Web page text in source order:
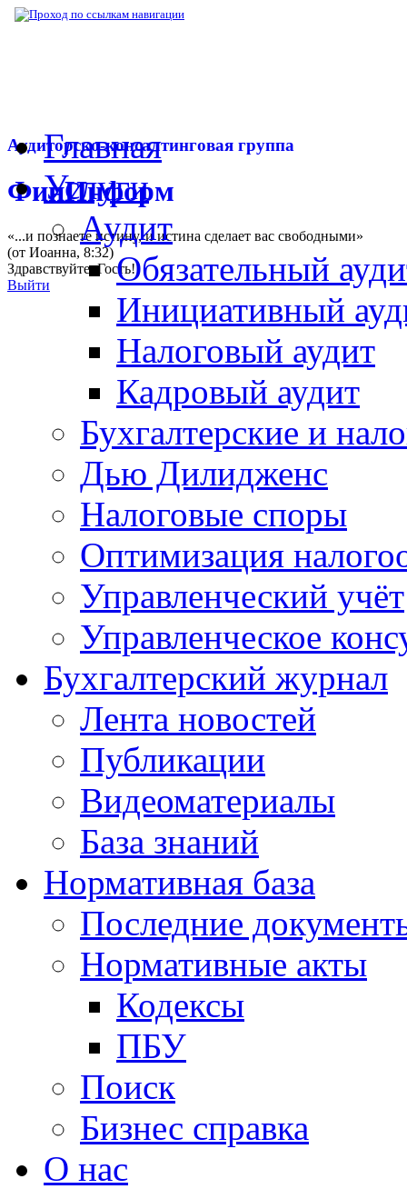
Аудиторско-консалтинговая группа
ФинИнформ
«...и познаете истину, и истина сделает вас свободными»
(от Иоанна, 8:32)
Здравствуйте,Гость!
Выйти
Главная
Услуги
Аудит
Обязательный
Инициативный
Налоговый аудит
Кадровый аудит
Бухгалтерские и
Дью Дилидженс
Налоговые споры
Оптимизация
Управленческий учёт
Управленческое
Бухгалтерский журнал
Лента новостей
Публикации
Видеоматериалы
База знаний
Нормативная база
Последние
Нормативные акты
Кодексы
ПБУ
Поиск
Бизнес справка
О нас